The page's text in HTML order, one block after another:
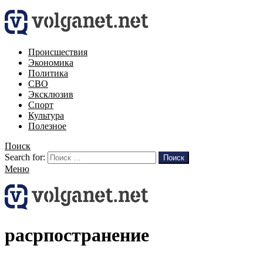
Происшествия
Экономика
Политика
СВО
Эксклюзив
Спорт
Культура
Полезное
Поиск
Search for:
Поиск
Меню
расрпостранение